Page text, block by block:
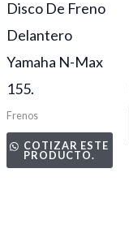
Disco De Freno
Delantero
Yamaha N-Max
155.
Frenos
COTIZAR ESTE
PRODUCTO.